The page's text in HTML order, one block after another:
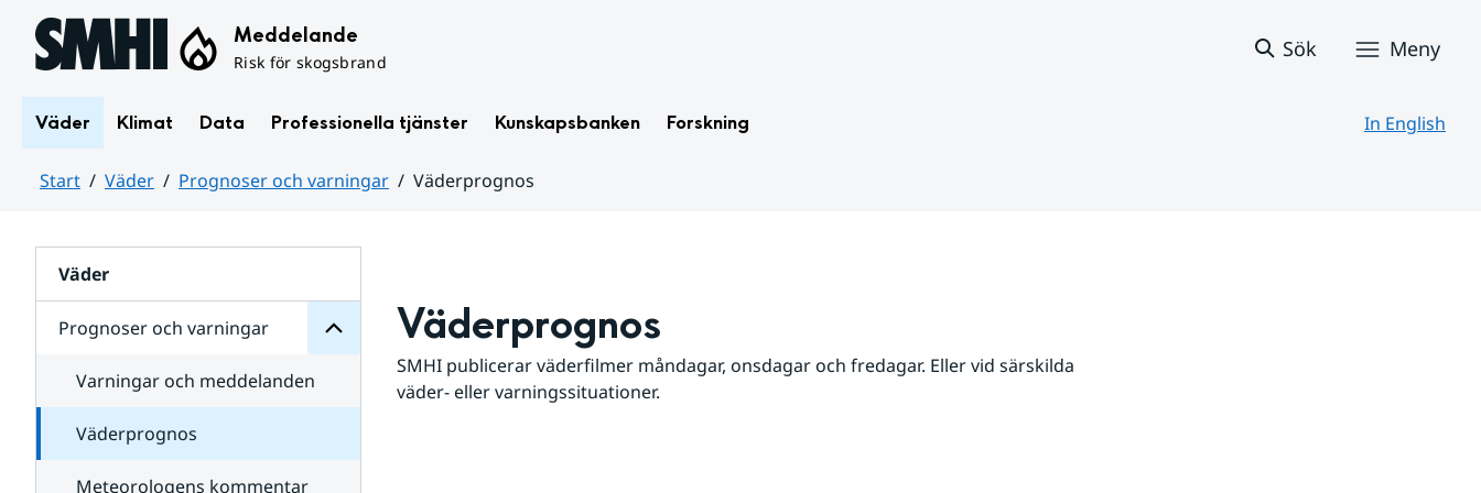
Hoppa till sidans innehåll Meddelande
Risk för skogsbrand
Sök Meny
Väder Klimat Data Professionella tjänster Kunskapsbanken Forskning In English
Start Väder Prognoser och varningar
Väderprognos
Väder
Prognoser och varningar
för
varningar
Varningar och meddelanden
Väderprognos
Meteorologens kommentar
Väderprognos
SMHI publicerar väderfilmer måndagar, onsdagar och fredagar. Eller vid särskilda
väder- eller varningssituationer.